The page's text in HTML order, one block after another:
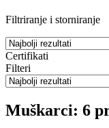
Filtriranje i storniranje
Certifikati
Filteri
Muškarci: 6